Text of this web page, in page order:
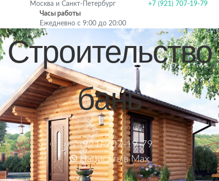
Москва и Санкт-Петербург
+7 (921) 707-19-79
Часы работы
Ежедневно с 9:00 до 20:00
Строительство
бань
+7 (921) 707-19-79
Написать в Max